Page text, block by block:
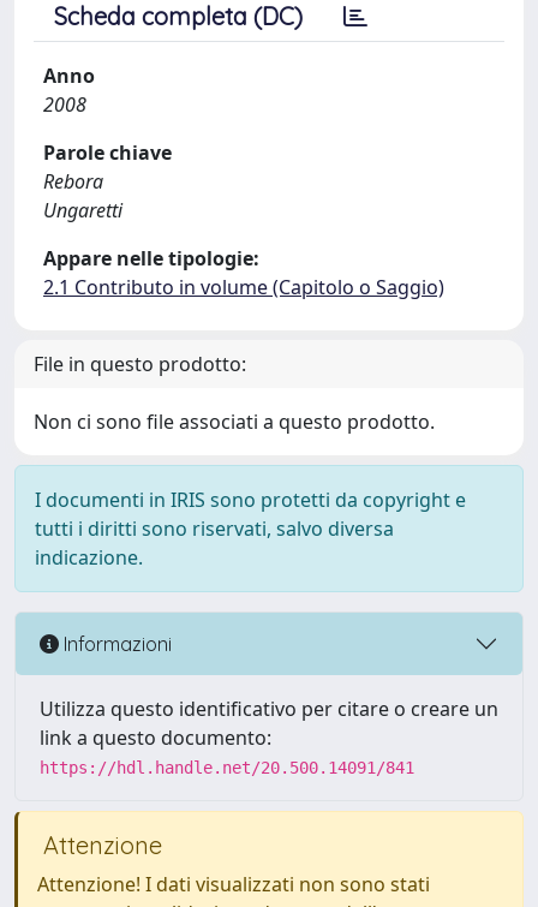
Scheda completa (DC)
Anno
2008
Parole chiave
Rebora
Ungaretti
Appare nelle tipologie:
2.1 Contributo in volume (Capitolo o Saggio)
File in questo prodotto:
Non ci sono file associati a questo prodotto.
I documenti in IRIS sono protetti da copyright e
tutti i diritti sono riservati, salvo diversa
indicazione.
Informazioni
Utilizza questo identificativo per citare o creare un
link a questo documento:
https://hdl.handle.net/20.500.14091/841
Attenzione
Attenzione! I dati visualizzati non sono stati